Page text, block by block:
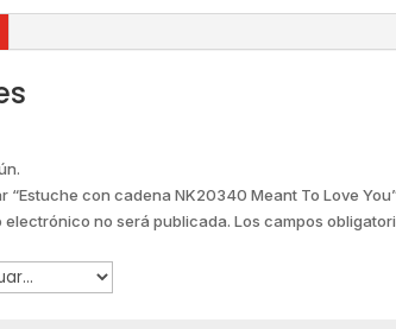
“Estuche con cadena NK20340 Meant To Love
no será publicada. Los campos